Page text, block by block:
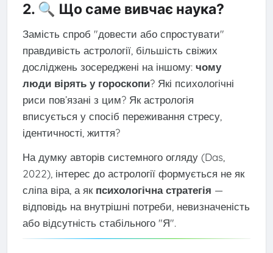
2. 🔍 Що саме вивчає наука?
Замість спроб "довести або спростувати"
правдивість астрології, більшість свіжих
досліджень зосереджені на іншому: чому
люди вірять у гороскопи? Які психологічні
риси пов’язані з цим? Як астрологія
вписується у спосіб переживання стресу,
ідентичності, життя?
На думку авторів системного огляду (Das,
2022), інтерес до астрології формується не як
сліпа віра, а як психологічна стратегія —
відповідь на внутрішні потреби, невизначеність
або відсутність стабільного "Я".